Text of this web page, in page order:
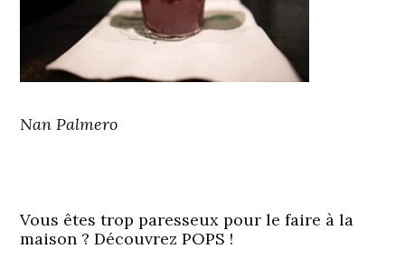
Nan Palmero
Vous êtes trop paresseux pour le faire à la
maison ? Découvrez POPS !